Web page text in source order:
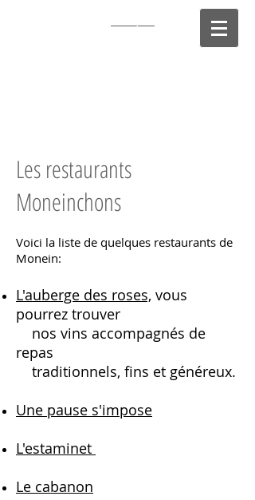
Les restaurants
Moneinchons
Voici la liste de quelques restaurants de
Monein:
L'auberge des roses, vous
pourrez trouver
nos vins accompagnés de
repas
traditionnels, fins et généreux.
Une pause s'impose
L'estaminet
Le cabanon